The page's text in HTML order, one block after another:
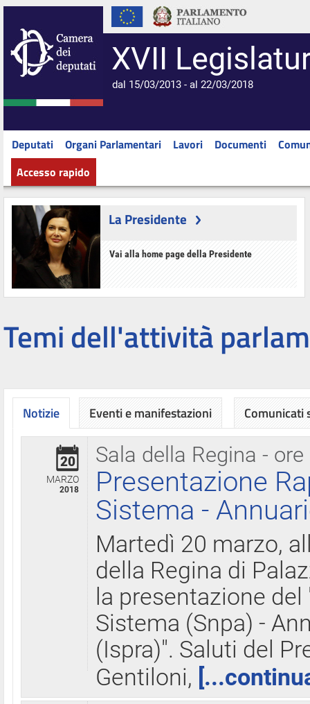
XVII
dal 15/03/2013 - al 22/03/2018
Deputati Organi Parlamentari Lavori Documenti
Accesso rapido
La Presidente
Vai alla home page della Presidente
Temi dell'attività
Notizie
Sala della Regina - ore
20
MARZO
2018
Presentazione
Sistema -
Martedì 20 marzo,
della Regina di
la presentazione
Sistema (Snpa) -
(Ispra)". Saluti del
Gentiloni,
Eventi e manifestazioni Comunicati